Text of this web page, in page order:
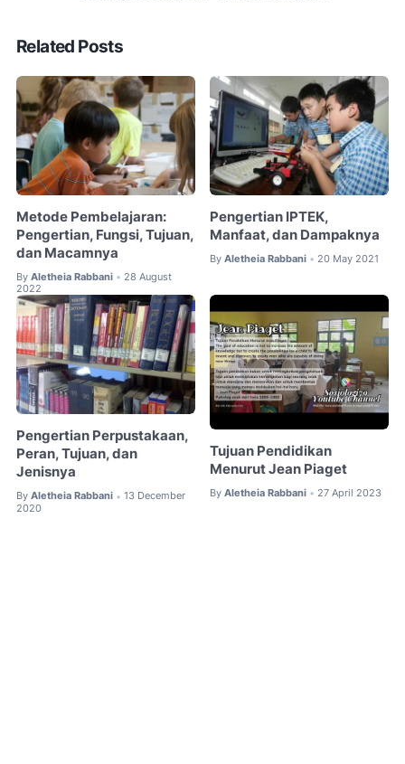
Related Posts
Metode Pembelajaran:
Pengertian, Fungsi, Tujuan,
dan Macamnya
By Aletheia Rabbani • 28 August
2022
Pengertian IPTEK,
Manfaat, dan Dampaknya
By Aletheia Rabbani • 20 May 2021
Pengertian Perpustakaan,
Peran, Tujuan, dan
Jenisnya
By Aletheia Rabbani • 13 December
2020
Tujuan Pendidikan
Menurut Jean Piaget
By Aletheia Rabbani • 27 April 2023